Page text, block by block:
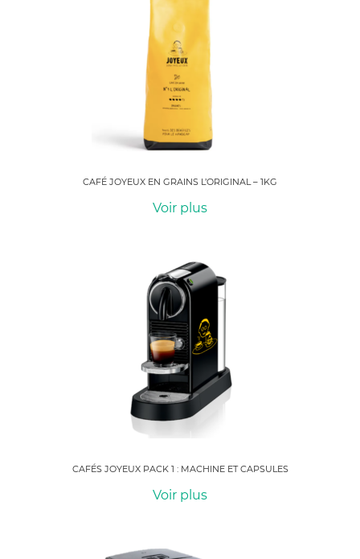
CAFÉ JOYEUX EN GRAINS L’ORIGINAL – 1KG
Voir plus
CAFÉS JOYEUX PACK 1 : MACHINE ET CAPSULES
Voir plus